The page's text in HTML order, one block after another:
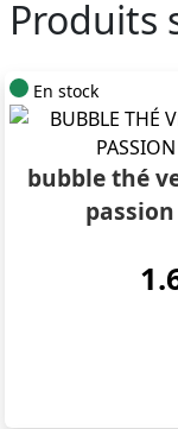
Produits
En stock
bubble thé